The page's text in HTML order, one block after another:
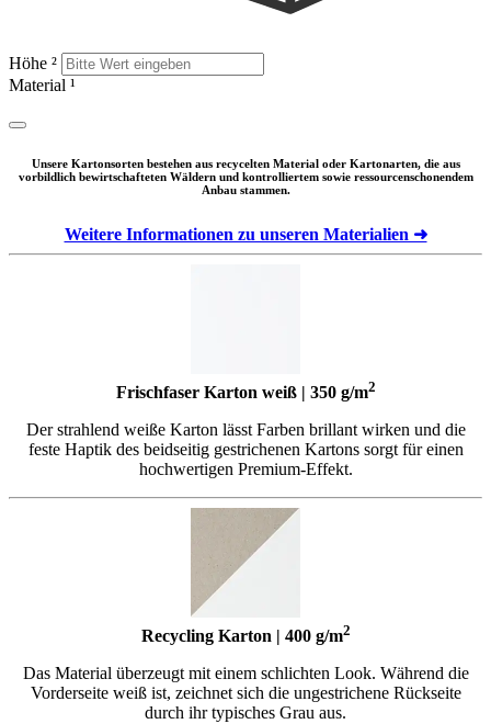
Höhe ²
Material ¹
Unsere Kartonsorten bestehen aus recycelten Material oder Kartonarten, die aus
vorbildlich bewirtschafteten Wäldern und kontrolliertem sowie ressourcenschonendem
Anbau stammen.
Weitere Informationen zu unseren Materialien ➜
Frischfaser Karton weiß | 350 g/m2
Der strahlend weiße Karton lässt Farben brillant wirken und die
feste Haptik des beidseitig gestrichenen Kartons sorgt für einen
hochwertigen Premium-Effekt.
Recycling Karton | 400 g/m2
Das Material überzeugt mit einem schlichten Look. Während die
Vorderseite weiß ist, zeichnet sich die ungestrichene Rückseite
durch ihr typisches Grau aus.